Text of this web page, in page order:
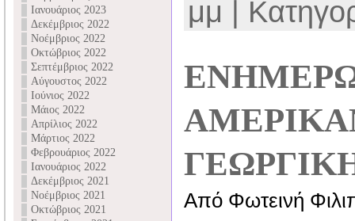
Ιανουάριος 2023
Δεκέμβριος 2022
Νοέμβριος 2022
Οκτώβριος 2022
Σεπτέμβριος 2022
Αύγουστος 2022
Ιούνιος 2022
Μάιος 2022
Απρίλιος 2022
Μάρτιος 2022
Φεβρουάριος 2022
Ιανουάριος 2022
Δεκέμβριος 2021
Νοέμβριος 2021
Οκτώβριος 2021
μμ |
Από Φωτεινή